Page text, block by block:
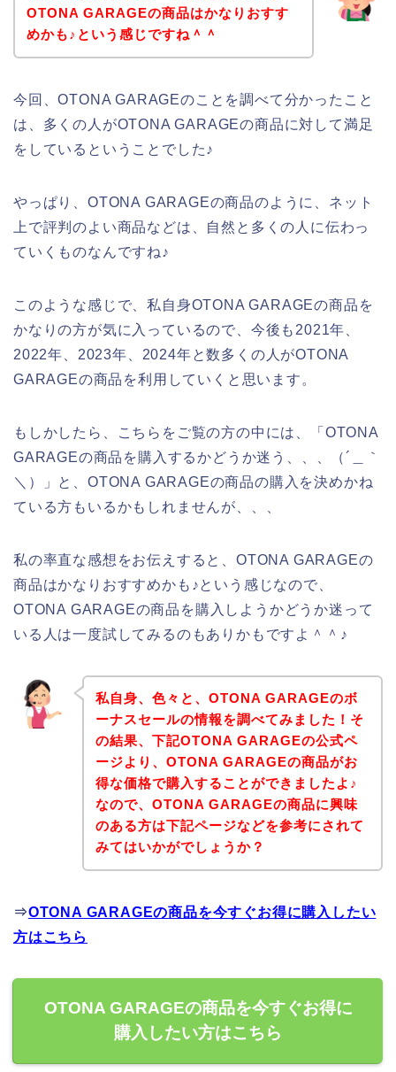
OTONA GARAGEの商品はかなりおすす
めかも♪という感じですね＾＾
今回、OTONA GARAGEのことを調べて分かったこと
は、多くの人がOTONA GARAGEの商品に対して満足
をしているということでした♪
やっぱり、OTONA GARAGEの商品のように、ネット
上で評判のよい商品などは、自然と多くの人に伝わっ
ていくものなんですね♪
このような感じで、私自身OTONA GARAGEの商品を
かなりの方が気に入っているので、今後も2021年、
2022年、2023年、2024年と数多くの人がOTONA
GARAGEの商品を利用していくと思います。
もしかしたら、こちらをご覧の方の中には、「OTONA
GARAGEの商品を購入するかどうか迷う、、、（´＿｀
＼）」と、OTONA GARAGEの商品の購入を決めかね
ている方もいるかもしれませんが、、、
私の率直な感想をお伝えすると、OTONA GARAGEの
商品はかなりおすすめかも♪という感じなので、
OTONA GARAGEの商品を購入しようかどうか迷って
いる人は一度試してみるのもありかもですよ＾＾♪
私自身、色々と、OTONA GARAGEのボ
ーナスセールの情報を調べてみました！そ
の結果、下記OTONA GARAGEの公式ペ
ージより、OTONA GARAGEの商品がお
得な価格で購入することができましたよ♪
なので、OTONA GARAGEの商品に興味
のある方は下記ページなどを参考にされて
みてはいかがでしょうか？
⇒OTONA GARAGEの商品を今すぐお得に購入したい
方はこちら
OTONA GARAGEの商品を今すぐお得に
購入したい方はこちら